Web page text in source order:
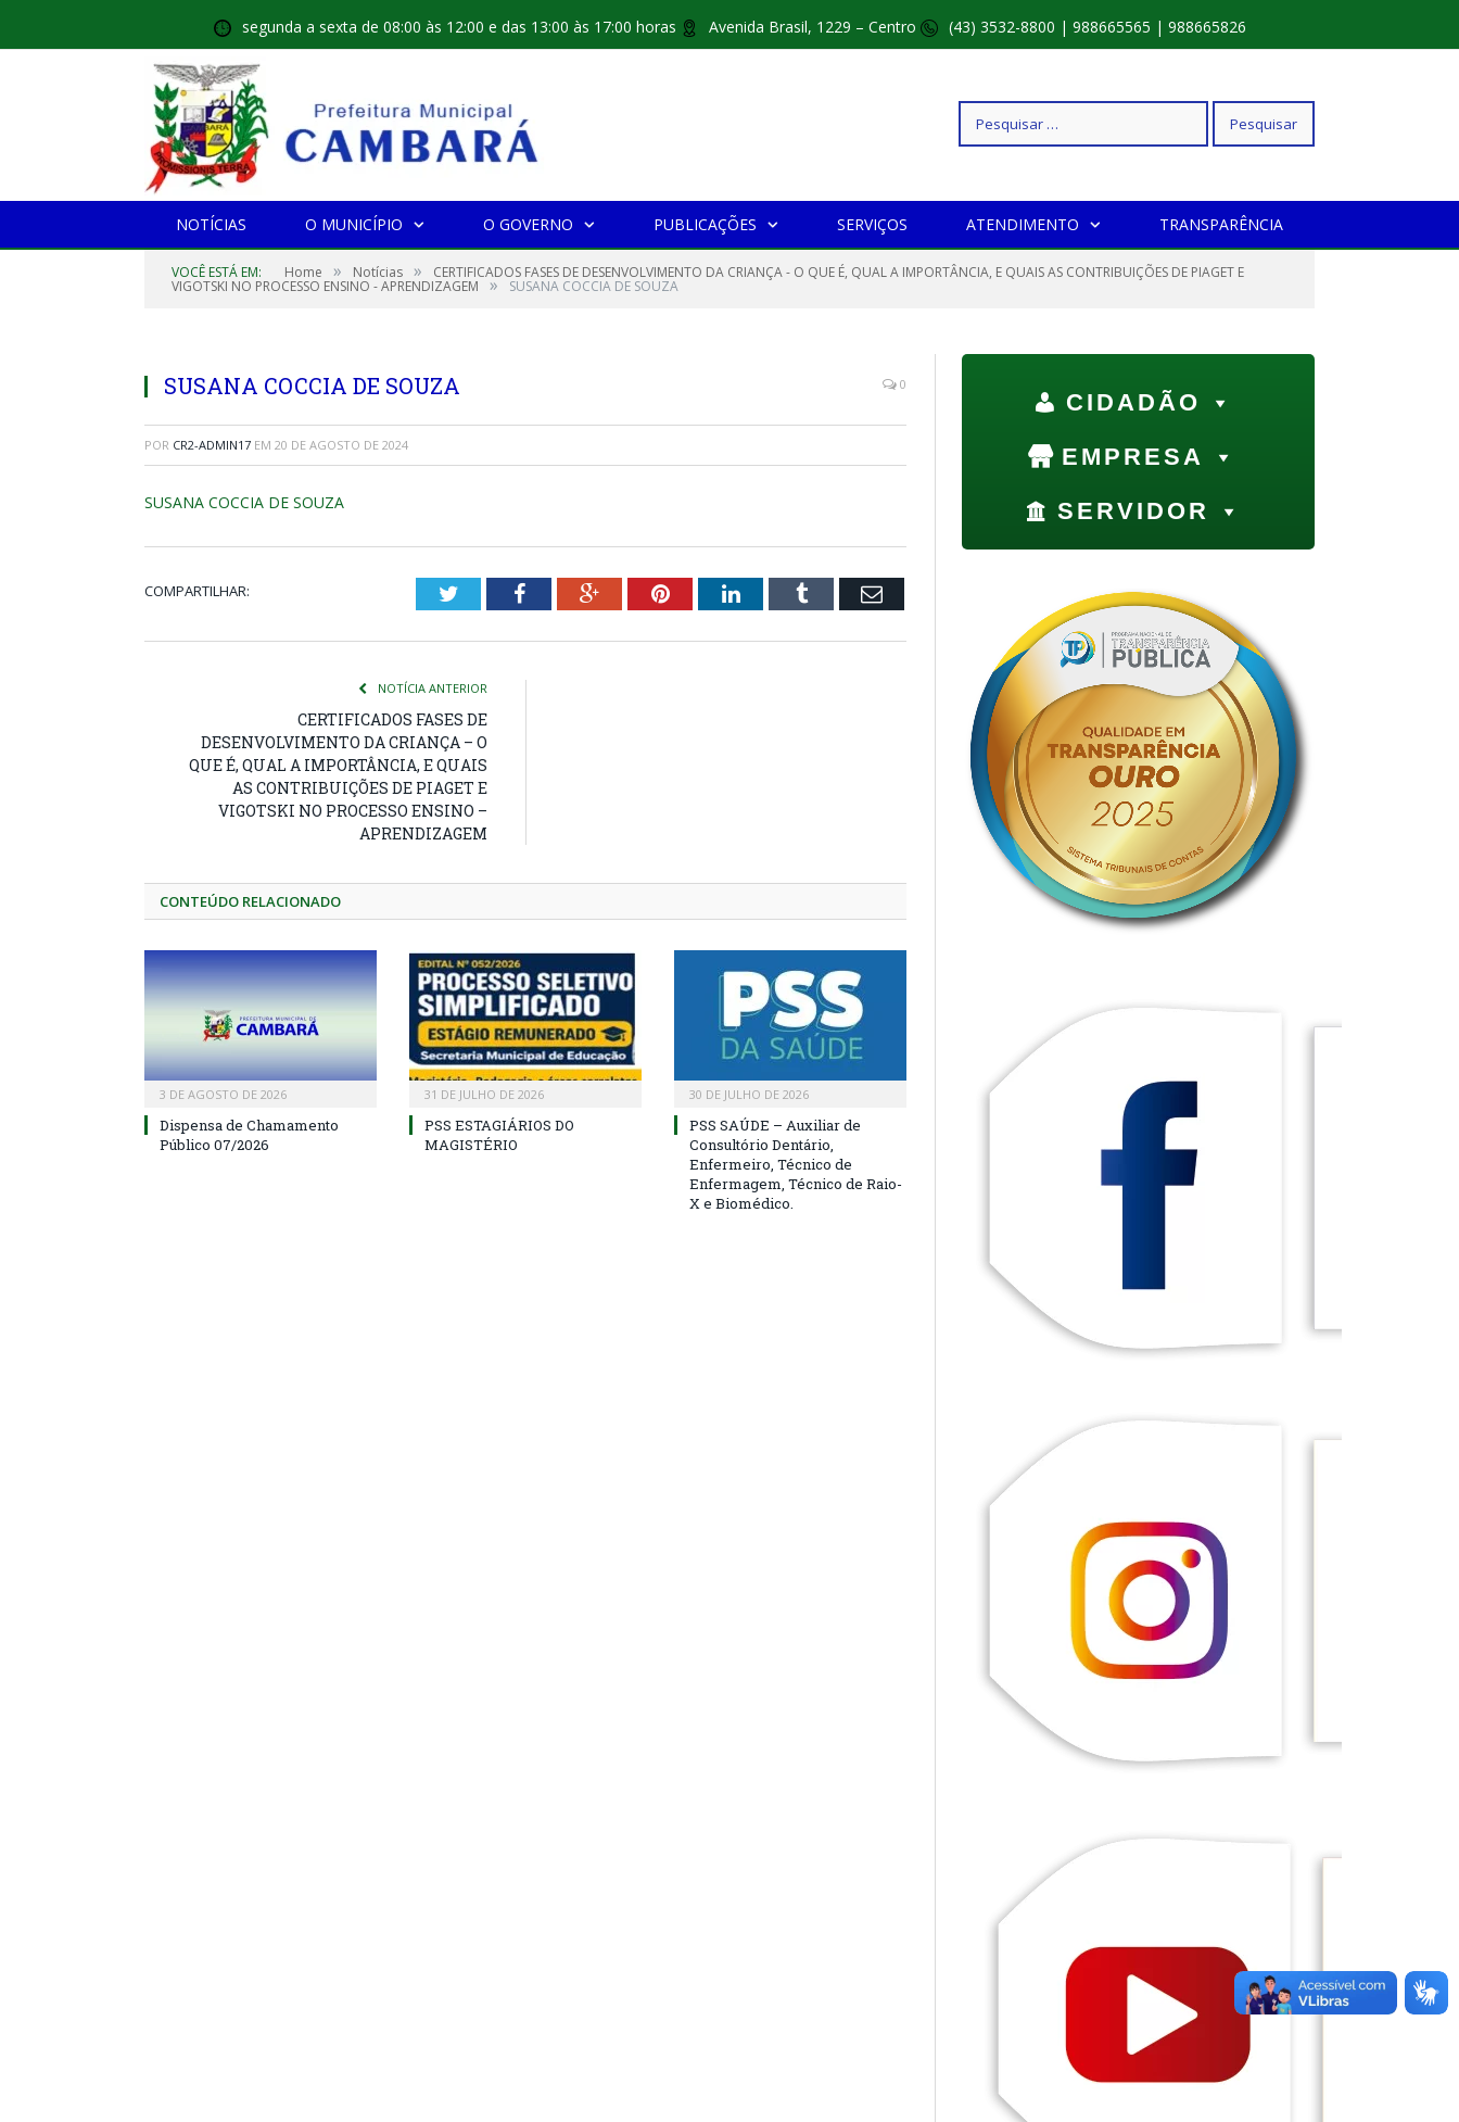
segunda a sexta de 08:00 às 12:00 e das 13:00 às 17:00 horas Avenida Brasil, 1229 – Centro (43) 3532-8800 | 988665565 | 988665826
Pesquisar
por:
NOTÍCIAS O MUNICÍPIO O GOVERNO PUBLICAÇÕES SERVIÇOS ATENDIMENTO TRANSPARÊNCIA
VOCÊ ESTÁ EM: Home » Notícias » CERTIFICADOS FASES DE DESENVOLVIMENTO DA CRIANÇA - O QUE É, QUAL A IMPORTÂNCIA, E QUAIS AS CONTRIBUIÇÕES DE PIAGET E
VIGOTSKI NO PROCESSO ENSINO - APRENDIZAGEM » SUSANA COCCIA DE SOUZA
SUSANA COCCIA DE SOUZA 0
POR CR2-ADMIN17 EM 20 DE AGOSTO DE 2024
SUSANA COCCIA DE SOUZA
COMPARTILHAR: TwitterFacebookGoogle+PinterestLinkedInTumblr Email
NOTÍCIA ANTERIOR
CERTIFICADOS FASES DE
DESENVOLVIMENTO DA CRIANÇA – O
QUE É, QUAL A IMPORTÂNCIA, E QUAIS
AS CONTRIBUIÇÕES DE PIAGET E
VIGOTSKI NO PROCESSO ENSINO –
APRENDIZAGEM
CONTEÚDO RELACIONADO
3 DE AGOSTO DE 2026
Dispensa de Chamamento
Público 07/2026
31 DE JULHO DE 2026
PSS ESTAGIÁRIOS DO
MAGISTÉRIO
30 DE JULHO DE 2026
PSS SAÚDE – Auxiliar de
Consultório Dentário,
Enfermeiro, Técnico de
Enfermagem, Técnico de Raio-
X e Biomédico.
CIDADÃO
EMPRESA
SERVIDOR